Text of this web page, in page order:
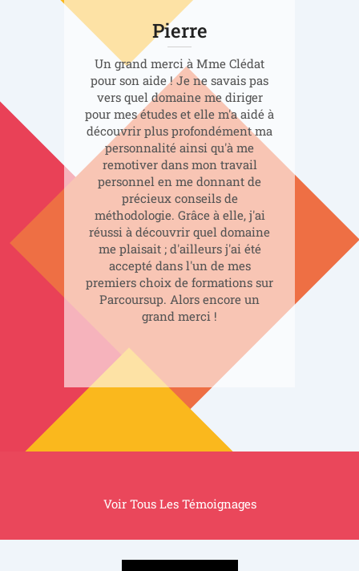
Pierre
Un grand merci à Mme Clédat
pour son aide ! Je ne savais pas
vers quel domaine me diriger
pour mes études et elle m'a aidé à
découvrir plus profondément ma
personnalité ainsi qu'à me
remotiver dans mon travail
personnel en me donnant de
précieux conseils de
méthodologie. Grâce à elle, j'ai
réussi à découvrir quel domaine
me plaisait ; d'ailleurs j'ai été
accepté dans l'un de mes
premiers choix de formations sur
Parcoursup. Alors encore un
grand merci !
Voir Tous Les Témoignages